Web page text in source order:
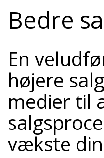
Bedre
En
højere
medier til
vækste